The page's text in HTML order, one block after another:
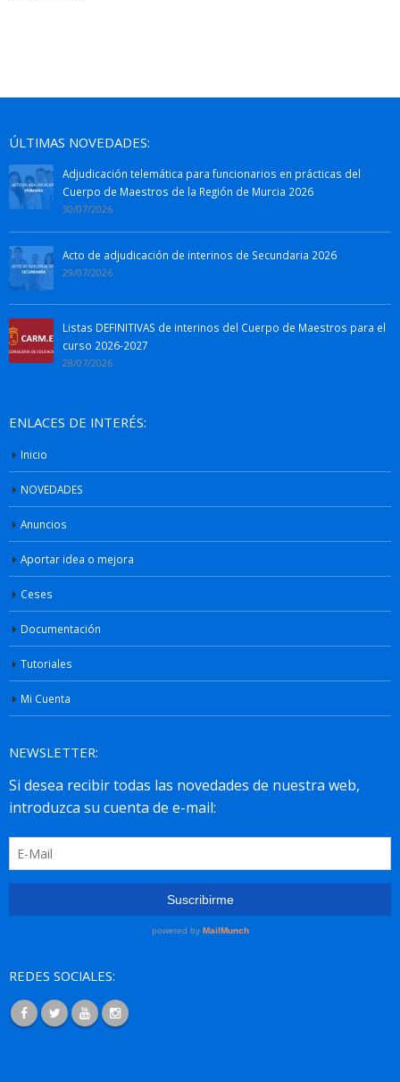
ÚLTIMAS NOVEDADES:
Adjudicación telemática para funcionarios en prácticas del
Cuerpo de Maestros de la Región de Murcia 2026
30/07/2026
Acto de adjudicación de interinos de Secundaria 2026
29/07/2026
Listas DEFINITIVAS de interinos del Cuerpo de Maestros para el
curso 2026-2027
28/07/2026
ENLACES DE INTERÉS:
Inicio
NOVEDADES
Anuncios
Aportar idea o mejora
Ceses
Documentación
Tutoriales
Mi Cuenta
NEWSLETTER:
REDES SOCIALES: